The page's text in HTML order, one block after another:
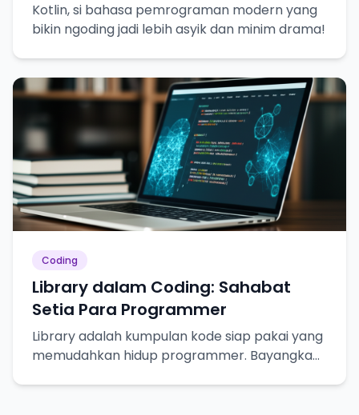
Kotlin, si bahasa pemrograman modern yang
bikin ngoding jadi lebih asyik dan minim drama!
Coding
Library dalam Coding: Sahabat
Setia Para Programmer
Library adalah kumpulan kode siap pakai yang
memudahkan hidup programmer. Bayangkan